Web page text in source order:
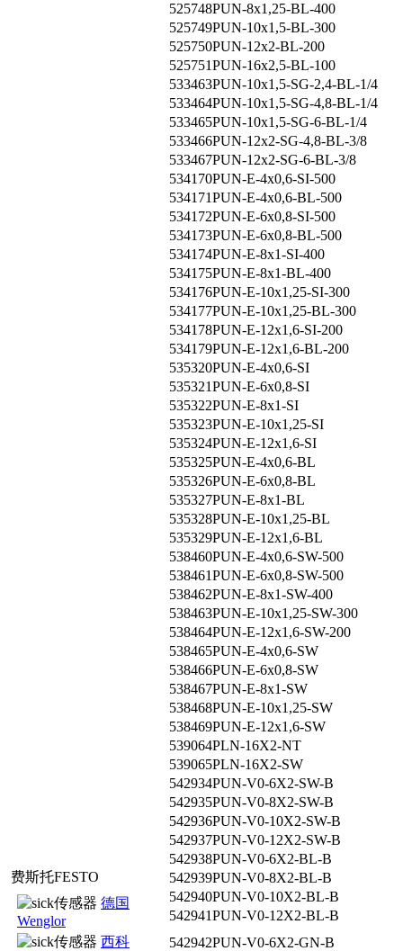
费斯托FESTO
德国
Wenglor
西科
525748PUN-8x1,25-BL-400
525749PUN-10x1,5-BL-300
525750PUN-12x2-BL-200
525751PUN-16x2,5-BL-100
533463PUN-10x1,5-SG-2,4-BL-1/4
533464PUN-10x1,5-SG-4,8-BL-1/4
533465PUN-10x1,5-SG-6-BL-1/4
533466PUN-12x2-SG-4,8-BL-3/8
533467PUN-12x2-SG-6-BL-3/8
534170PUN-E-4x0,6-SI-500
534171PUN-E-4x0,6-BL-500
534172PUN-E-6x0,8-SI-500
534173PUN-E-6x0,8-BL-500
534174PUN-E-8x1-SI-400
534175PUN-E-8x1-BL-400
534176PUN-E-10x1,25-SI-300
534177PUN-E-10x1,25-BL-300
534178PUN-E-12x1,6-SI-200
534179PUN-E-12x1,6-BL-200
535320PUN-E-4x0,6-SI
535321PUN-E-6x0,8-SI
535322PUN-E-8x1-SI
535323PUN-E-10x1,25-SI
535324PUN-E-12x1,6-SI
535325PUN-E-4x0,6-BL
535326PUN-E-6x0,8-BL
535327PUN-E-8x1-BL
535328PUN-E-10x1,25-BL
535329PUN-E-12x1,6-BL
538460PUN-E-4x0,6-SW-500
538461PUN-E-6x0,8-SW-500
538462PUN-E-8x1-SW-400
538463PUN-E-10x1,25-SW-300
538464PUN-E-12x1,6-SW-200
538465PUN-E-4x0,6-SW
538466PUN-E-6x0,8-SW
538467PUN-E-8x1-SW
538468PUN-E-10x1,25-SW
538469PUN-E-12x1,6-SW
539064PLN-16X2-NT
539065PLN-16X2-SW
542934PUN-V0-6X2-SW-B
542935PUN-V0-8X2-SW-B
542936PUN-V0-10X2-SW-B
542937PUN-V0-12X2-SW-B
542938PUN-V0-6X2-BL-B
542939PUN-V0-8X2-BL-B
542940PUN-V0-10X2-BL-B
542941PUN-V0-12X2-BL-B
542942PUN-V0-6X2-GN-B